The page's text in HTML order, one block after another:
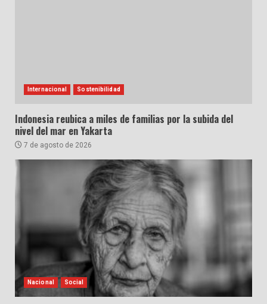
Internacional Sostenibilidad
Indonesia reubica a miles de familias por la subida del
nivel del mar en Yakarta
7 de agosto de 2026
Nacional Social